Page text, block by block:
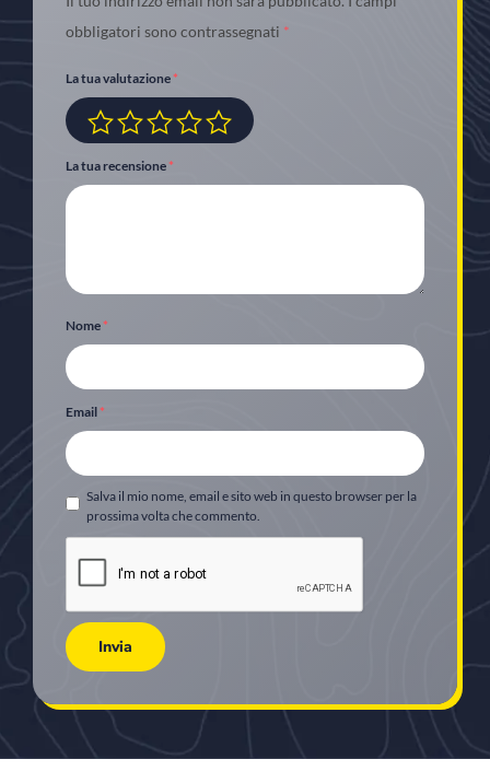
obbligatori sono contrassegnati *
La tua valutazione *
La tua recensione *
Nome*
Email*
Salva il mio nome, email e sito web in questo browser per la
prossima volta che commento.